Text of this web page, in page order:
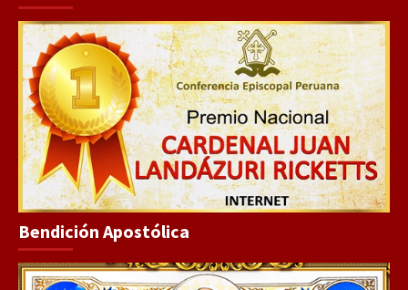
Bendición Apostólica